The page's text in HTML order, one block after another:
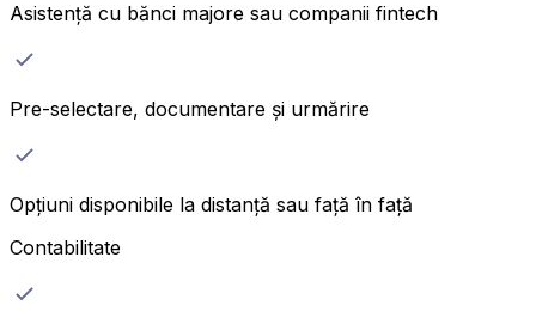
Asistență cu bănci majore sau companii fintech
Pre-selectare, documentare și urmărire
Opțiuni disponibile la distanță sau față în față
Contabilitate